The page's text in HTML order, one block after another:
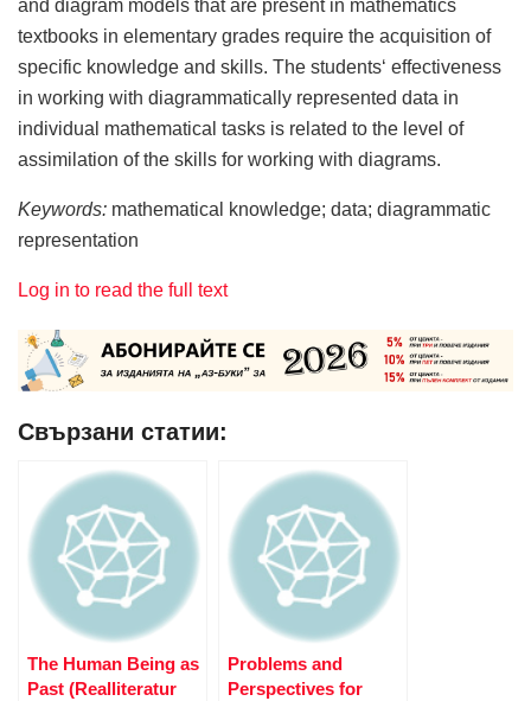
and diagram models that are present in mathematics
textbooks in elementary grades require the acquisition of
specific knowledge and skills. The students‘ effectiveness
in working with diagrammatically represented data in
individual mathematical tasks is related to the level of
assimilation of the skills for working with diagrams.
Keywords: mathematical knowledge; data; diagrammatic
representation
Log in to read the full text
Свързани статии:
The Human Being as
Past (Realliteratur
Problems and
Perspectives for